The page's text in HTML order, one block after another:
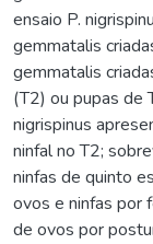
ensaio P.
gemmatalis
gemmatalis
(T2) ou pupas de
nigrispinus
ninfal no T2;
ninfas de quinto
ovos e ninfas por
de ovos por